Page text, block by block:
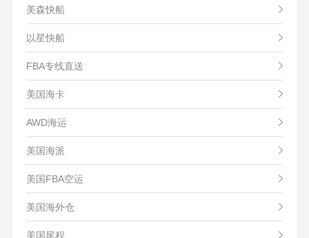
美森快船
以星快船
FBA专线直送
美国海卡
AWD海运
美国海派
美国FBA空运
美国海外仓
美国尾程